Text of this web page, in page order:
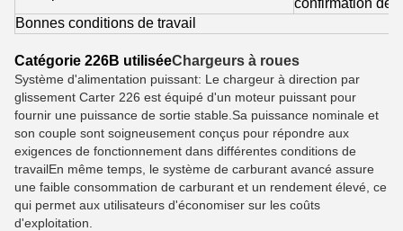
confirmation de
Bonnes conditions de travail
Catégorie 226B utiliséeChargeurs à roues
Système d'alimentation puissant: Le chargeur à direction par
glissement Carter 226 est équipé d'un moteur puissant pour
fournir une puissance de sortie stable.Sa puissance nominale et
son couple sont soigneusement conçus pour répondre aux
exigences de fonctionnement dans différentes conditions de
travailEn même temps, le système de carburant avancé assure
une faible consommation de carburant et un rendement élevé, ce
qui permet aux utilisateurs d'économiser sur les coûts
d'exploitation.